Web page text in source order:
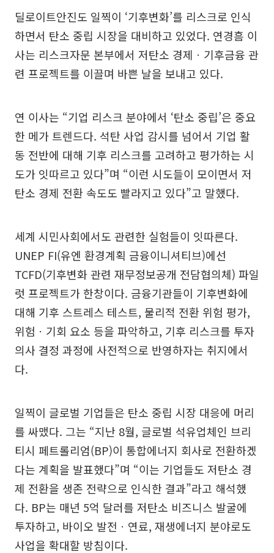
딜로이트안진도 일찍이 ‘기후변화’를 리스크로 인식
하면서 탄소 중립 시장을 대비하고 있었다. 연경흠 이
사는 리스크자문 본부에서 저탄소 경제ㆍ기후금융 관
련 프로젝트를 이끌며 바쁜 날을 보내고 있다.
연 이사는 “기업 리스크 분야에서 ‘탄소 중립’은 중요
한 메가 트렌드다. 석탄 사업 감시를 넘어서 기업 활
동 전반에 대해 기후 리스크를 고려하고 평가하는 시
도가 잇따르고 있다”며 “이런 시도들이 모이면서 저
탄소 경제 전환 속도도 빨라지고 있다”고 말했다.
세계 시민사회에서도 관련한 실험들이 잇따른다.
UNEP FI(유엔 환경계획 금융이니셔티브)에선
TCFD(기후변화 관련 재무정보공개 전담협의체) 파일
럿 프로젝트가 한창이다. 금융기관들이 기후변화에
대해 기후 스트레스 테스트, 물리적 전환 위험 평가,
위험ㆍ기회 요소 등을 파악하고, 기후 리스크를 투자
의사 결정 과정에 사전적으로 반영하자는 취지에서
다.
일찍이 글로벌 기업들은 탄소 중립 시장 대응에 머리
를 싸맸다. 그는 “지난 8월, 글로벌 석유업체인 브리
티시 페트롤리엄(BP)이 통합에너지 회사로 전환하겠
다는 계획을 발표했다”며 “이는 기업들도 저탄소 경
제 전환을 생존 전략으로 인식한 결과”라고 해석했
다. BP는 매년 5억 달러를 저탄소 비즈니스 발굴에
투자하고, 바이오 발전ㆍ연료, 재생에너지 분야로도
사업을 확대할 방침이다.